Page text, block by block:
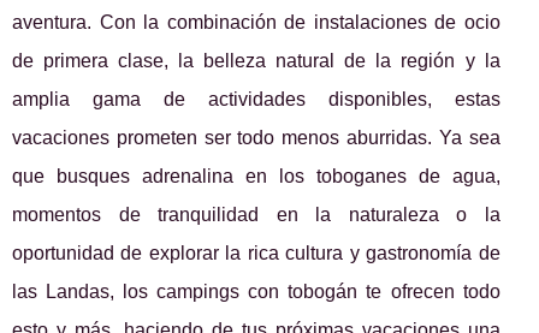
aventura. Con la combinación de instalaciones de ocio
de primera clase, la belleza natural de la región y la
amplia gama de actividades disponibles, estas
vacaciones prometen ser todo menos aburridas. Ya sea
que busques adrenalina en los toboganes de agua,
momentos de tranquilidad en la naturaleza o la
oportunidad de explorar la rica cultura y gastronomía de
las Landas, los campings con tobogán te ofrecen todo